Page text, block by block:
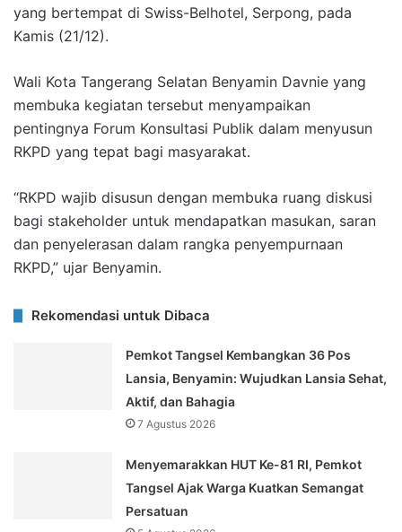
yang bertempat di Swiss-Belhotel, Serpong, pada
Kamis (21/12).
Wali Kota Tangerang Selatan Benyamin Davnie yang
membuka kegiatan tersebut menyampaikan
pentingnya Forum Konsultasi Publik dalam menyusun
RKPD yang tepat bagi masyarakat.
“RKPD wajib disusun dengan membuka ruang diskusi
bagi stakeholder untuk mendapatkan masukan, saran
dan penyelerasan dalam rangka penyempurnaan
RKPD,” ujar Benyamin.
Rekomendasi untuk Dibaca
Pemkot Tangsel Kembangkan 36 Pos
Lansia, Benyamin: Wujudkan Lansia Sehat,
Aktif, dan Bahagia
7 Agustus 2026
Menyemarakkan HUT Ke-81 RI, Pemkot
Tangsel Ajak Warga Kuatkan Semangat
Persatuan